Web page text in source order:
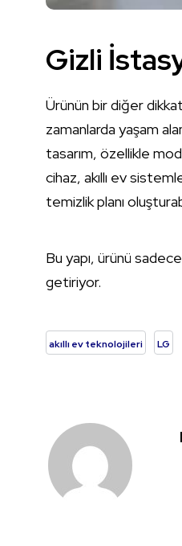
Gizli
Ürünün bir diğer
zamanlarda yaşam
tasarım, özellikle
cihaz, akıllı ev
temizlik planı
Bu yapı, ürünü
getiriyor.
akıllı ev teknolojileri LG